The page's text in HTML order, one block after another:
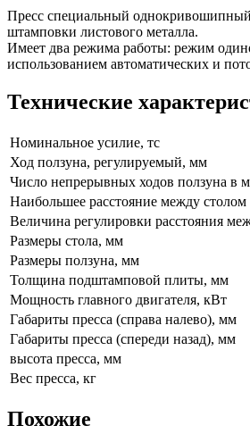
Пресс специальный однокривошипный
штамповки листового металла.
Имеет два режима работы: режим
использованием автоматических и
Технические
Номинальное усилие, тс
Ход ползуна, регулируемый, мм
Число непрерывных ходов ползуна в
Наибольшее расстояние между
Величина регулировки расстояния
Размеры стола, мм
Размеры ползуна, мм
Толщина подштамповой плиты, мм
Мощность главного двигателя, кВт
Габариты пресса (справа налево), мм
Габариты пресса (спереди назад), мм
высота пресса, мм
Вес пресса, кг
Похожие